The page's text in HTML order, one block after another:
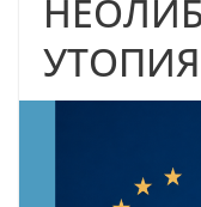
УТОПИЯ